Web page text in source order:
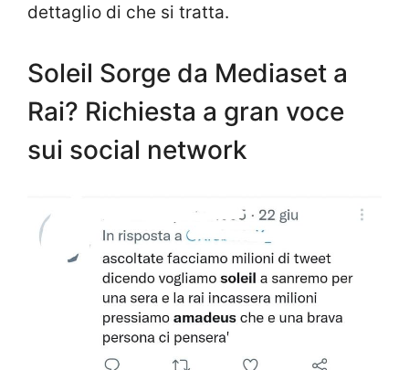
dettaglio di che si tratta.
Soleil Sorge da Mediaset a
Rai? Richiesta a gran voce
sui social network